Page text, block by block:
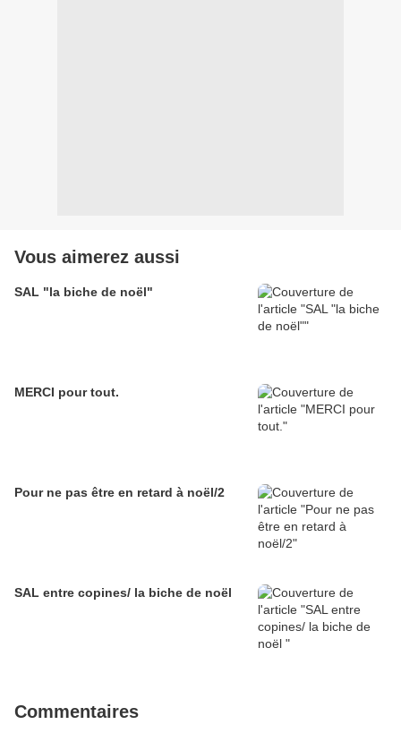
Vous aimerez aussi
SAL "la biche de noël"
MERCI pour tout.
Pour ne pas être en retard à noël/2
SAL entre copines/ la biche de noël
Commentaires